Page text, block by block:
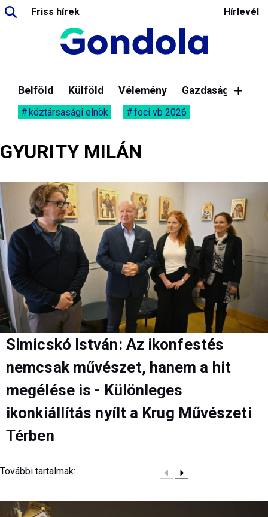
Friss hírek Hírlevél
Belföld Külföld Vélemény Gazdaság
köztársasági elnök foci vb 2026
GYURITY MILÁN
Simicskó István: Az ikonfestés
nemcsak művészet, hanem a hit
megélése is - Különleges
ikonkiállítás nyílt a Krug Művészeti
Térben
További tartalmak: